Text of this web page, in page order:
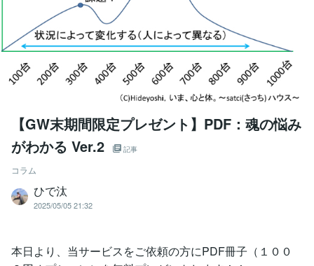
【GW末期間限定プレゼント】PDF：魂の悩み
がわかる Ver.2
記事
コラム
ひで汰
2025/05/05 21:32
本日より、当サービスをご依頼の方にPDF冊子（１００